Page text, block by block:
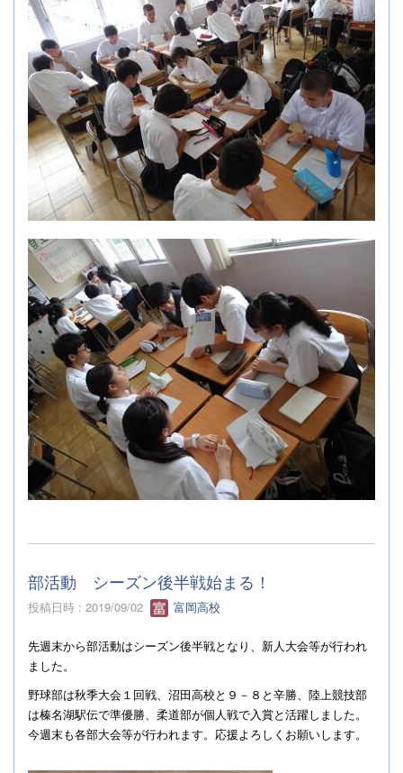
部活動 シーズン後半戦始まる！
投稿日時 : 2019/09/02 富岡高校
先週末から部活動はシーズン後半戦となり、新人大会等が行われ
ました。
野球部は秋季大会１回戦、沼田高校と９－８と辛勝、陸上競技部
は榛名湖駅伝で準優勝、柔道部が個人戦で入賞と活躍しました。
今週末も各部大会等が行われます。応援よろしくお願いします。